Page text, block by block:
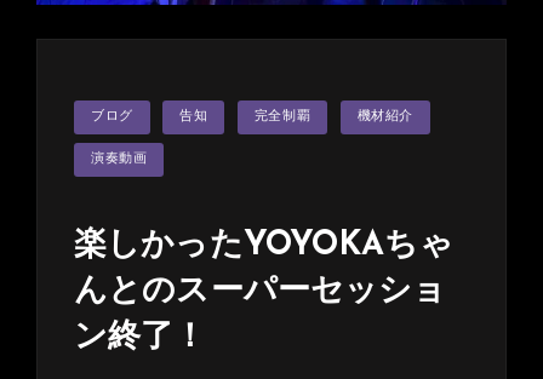
カ
ゴ
ー
ブログ 告知 完全制覇 機材紹介
演奏動画
楽しかったYOYOKAちゃ
んとのスーパーセッショ
ン終了！